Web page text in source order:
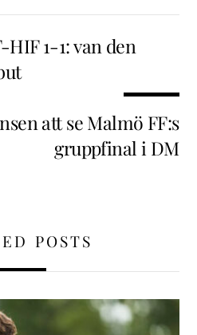
1-1: van den
att se Malmö FF:s
gruppfinal i DM
POSTS